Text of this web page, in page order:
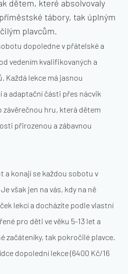
dětem, které absolvovaly
tábory, tak úplným
plavcům.
dopoledne v přátelské a
vedením kvalifikovaných a
lekce má jasnou
adaptační části přes nácvik
závěrečnou hru, která dětem
přirozenou a zábavnou
a konají se každou sobotu v
však jen na vás, kdy na ně
lekcí a docházíte podle vlastní
pro děti ve věku 5-13 let a
začáteníky, tak pokročilé plavce.
dopolední lekce (6400 Kč/16